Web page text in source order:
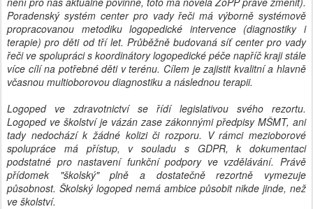
Poradenský systém center pro vady řeči má výborně systémově
propracovanou metodiku logopedické intervence (diagnostiky i
terapie) pro děti od tří let. Průběžně budovaná síť center pro vady
řeči ve spolupráci s koordinátory logopedické péče napříč kraji stále
více cílí na potřebné děti v terénu. Cílem je zajistit kvalitní a hlavně
včasnou multioborovou diagnostiku a následnou terapii.
Logoped ve zdravotnictví se řídí legislativou svého rezortu.
Logoped ve školství je vázán zase zákonnými předpisy MŠMT, ani
tady nedochází k žádné kolizi či rozporu. V rámci mezioborové
spolupráce má přístup, v souladu s GDPR, k dokumentaci
podstatné pro nastavení funkční podpory ve vzdělávání. Právě
přídomek "školský" plně a dostatečně rezortně vymezuje
působnost. Školský logoped nemá ambice působit nikde jinde, než
ve školství.